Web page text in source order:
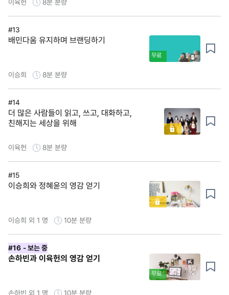
이육헌 8분 분량
#13
배민다움 유지하며 브랜딩하기
무료
이승희 8분 분량
#14
더 많은 사람들이 읽고, 쓰고, 대화하고,
친해지는 세상을 위해
이육헌 8분 분량
#15
이승희와 정혜윤의 영감 얻기
이승희 외 1 명 10분 분량
#16 - 보는 중
손하빈과 이육헌의 영감 얻기
무료
손하빈 외 1 명 10분 분량